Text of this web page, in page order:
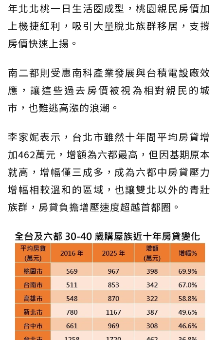
年北北桃一日生活圈成型，桃園親民房價加
上機捷紅利，吸引大量脫北族群移居，支撐
房價快速上揚。
南二都則受惠南科產業發展與台積電設廠效
應，讓這些過去房價被視為相對親民的城
市，也難逃高漲的浪潮。
李家妮表示，台北市雖然十年間平均房貸增
加462萬元，增額為六都最高，但因基期原本
就高，增幅僅三成多，成為六都中房貸壓力
增幅相較溫和的區域，也讓雙北以外的青壯
族群，房貸負擔增壓速度超越首都圈。